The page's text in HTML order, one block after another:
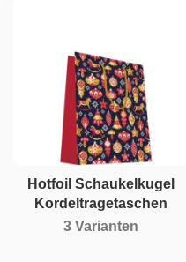
Hotfoil Schaukelkugel
Kordeltragetaschen
3 Varianten